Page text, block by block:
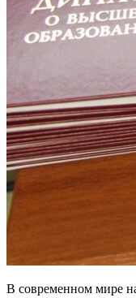
В современном мире